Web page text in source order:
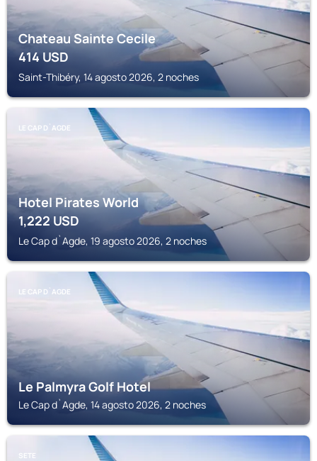
Chateau Sainte Cecile
414USD
Saint-Thibéry, 14 agosto 2026, 2 noches
LE CAP D`AGDE
Hotel Pirates World
1,222USD
Le Cap d`Agde, 19 agosto 2026, 2 noches
LE CAP D`AGDE
Le Palmyra Golf Hotel
Le Cap d`Agde, 14 agosto 2026, 2 noches
SETE